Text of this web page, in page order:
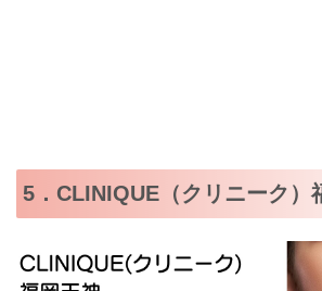
5．CLINIQUE（クリニーク）